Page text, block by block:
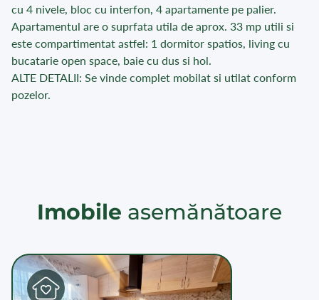
cu 4 nivele, bloc cu interfon, 4 apartamente pe palier.
Apartamentul are o suprfata utila de aprox. 33 mp utili si
este compartimentat astfel: 1 dormitor spatios, living cu
bucatarie open space, baie cu dus si hol.
ALTE DETALII: Se vinde complet mobilat si utilat conform
pozelor.
Imobile asemănătoare